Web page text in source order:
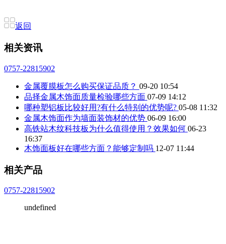
返回
相关资讯
0757-22815902
金属覆膜板怎么购买保证品质？ 09-20 10:54
品择金属木饰面质量检验哪些方面 07-09 14:12
哪种塑铝板比较好用?有什么特别的优势呢? 05-08 11:32
金属木饰面作为墙面装饰材的优势 06-09 16:00
高铁站木纹科技板为什么值得使用？效果如何 06-23
16:37
木饰面板好在哪些方面？能够定制吗 12-07 11:44
相关产品
0757-22815902
undefined